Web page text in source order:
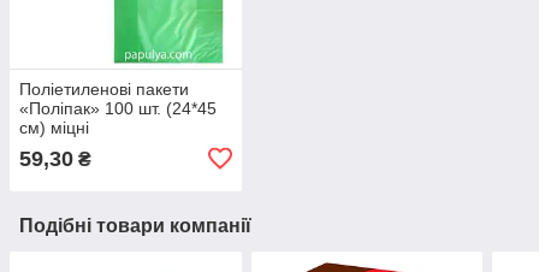
Поліетиленові пакети
«Поліпак» 100 шт. (24*45
см) міцні
59,30 ₴
Подібні товари компанії